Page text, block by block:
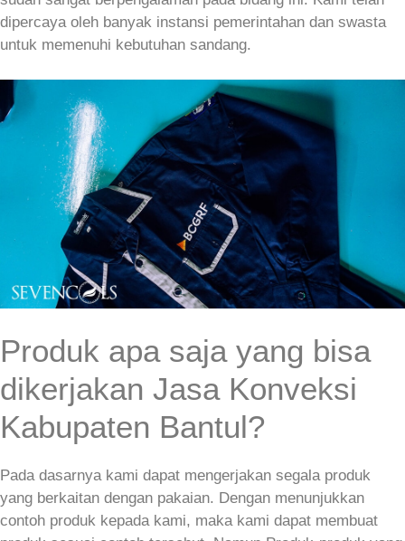
dipercaya oleh banyak instansi pemerintahan dan swasta
untuk memenuhi kebutuhan sandang.
Produk apa saja yang bisa
dikerjakan Jasa Konveksi
Kabupaten Bantul?
Pada dasarnya kami dapat mengerjakan segala produk
yang berkaitan dengan pakaian. Dengan menunjukkan
contoh produk kepada kami, maka kami dapat membuat